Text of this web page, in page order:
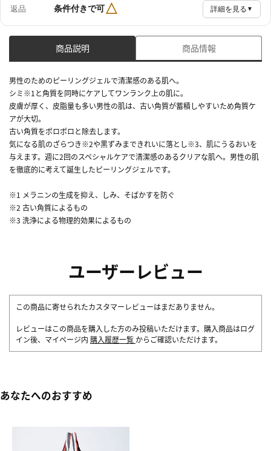
返品 条件付きで可△ 詳細を見る ▼
商品説明 商品情報
男性のためのピーリングジェルで清潔感のある肌へ。
シミ※1 と角質を同時にケアしてワンランク上の肌に。
皮膚が厚く、皮脂量も多い男性の肌は、古い角質が蓄積しやすいため角質ケ
アが大切。
古い角質をポロポロと除去します。
気になる肌のざらつき※2や黒ずみまできれいに落とし※3、肌にうるおいを
与えます。週に2回のスペシャルケアで清潔感のあるクリアな肌へ。男性の肌
を徹底的に考えて誕生したピーリングジェルです。
※1 メラニンの生成を抑え、しみ、そばかすを防ぐ
※2 古い角質によるもの
※3 洗浄による物理的効果によるもの
ユーザーレビュー
この商品に寄せられたカスタマーレビューはまだありません。
レビューはこの商品を購入した方のみ投稿いただけます。購入商品はログ
イン後、マイページ内 購入履歴一覧 からご確認いただけます。
あなたへのおすすめ